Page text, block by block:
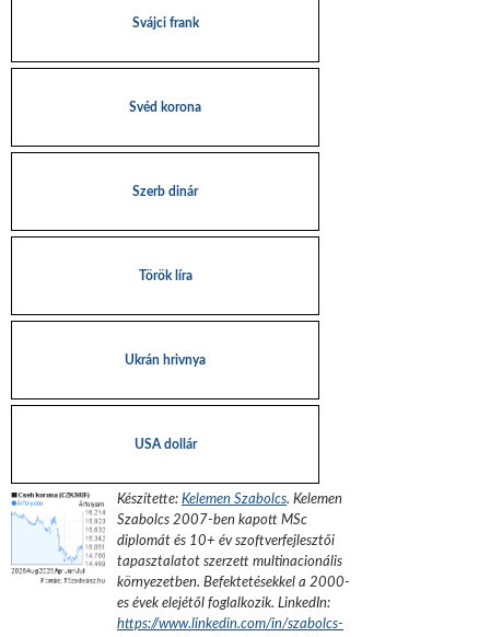
Svájci frank
Svéd korona
Szerb dinár
Török líra
Ukrán hrivnya
USA dollár
Készítette: Kelemen Szabolcs. Kelemen
Szabolcs 2007-ben kapott MSc
diplomát és 10+ év szoftverfejlesztői
tapasztalatot szerzett multinacionális
környezetben. Befektetésekkel a 2000-
es évek elejétől foglalkozik. LinkedIn:
https://www.linkedin.com/in/szabolcs-